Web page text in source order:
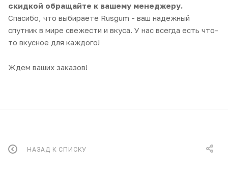
скидкой обращайте к вашему менеджеру.
Спасибо, что выбираете Rusgum - ваш надежный
спутник в мире свежести и вкуса. У нас всегда есть что-
то вкусное для каждого!
Ждем ваших заказов!
НАЗАД К СПИСКУ